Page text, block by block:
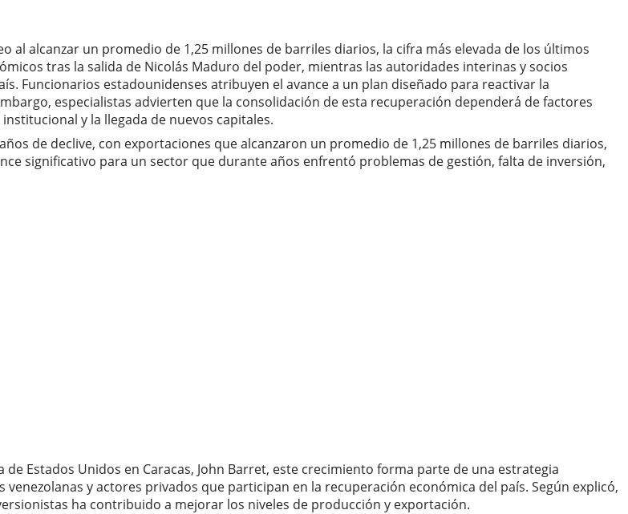
alcanzar un promedio de 1,25 millones de barriles diarios, la cifra más elevada de los últimos
tras la salida de Nicolás Maduro del poder, mientras las autoridades interinas y socios
Funcionarios estadounidenses atribuyen el avance a un plan diseñado para reactivar la
especialistas advierten que la consolidación de esta recuperación dependerá de factores
y la llegada de nuevos capitales.
de declive, con exportaciones que alcanzaron un promedio de 1,25 millones de barriles diarios,
significativo para un sector que durante años enfrentó problemas de gestión, falta de inversión,
Estados Unidos en Caracas, John Barret, este crecimiento forma parte de una estrategia
y actores privados que participan en la recuperación económica del país. Según explicó,
ha contribuido a mejorar los niveles de producción y exportación.